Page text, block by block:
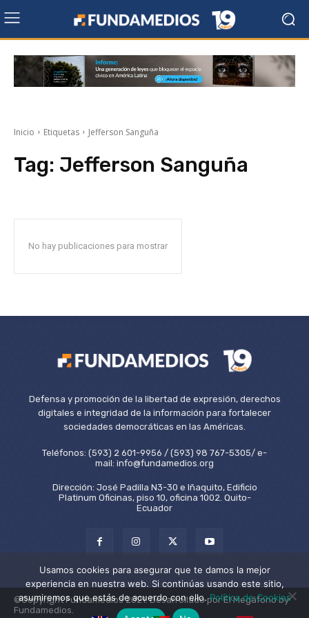
Inicio Etiquetas Jefferson Sanguña
Tag: Jefferson Sanguña
No hay publicaciones para mostrar
Defensa y promoción de la libertad de expresión, derechos
digitales e integridad de la información para fortalecer
sociedades democráticas en las Américas.
Teléfonos: (593) 2 601-9956 / (593) 98 767-5305/ e-
mail: info@fundamedios.org
Dirección: José Padilla N3-30 e Iñaquito, Edificio
Platinum Oficinas, piso 10, oficina 1002. Quito-
Ecuador
©Copyright Fundamedios 2021. Desarrollado por El Megáfono by
Fundamedios.
Usamos cookies para asegurar que te damos la mejor
experiencia en nuestra web. Si continúas usando este sitio,
asumiremos que estás de acuerdo con ello.Política de Cookies